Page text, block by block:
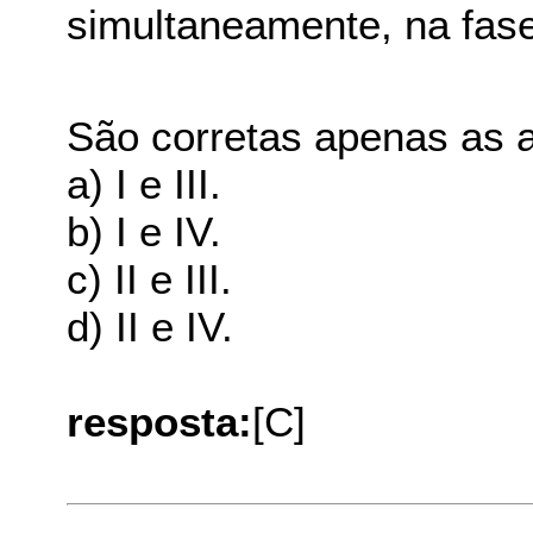
simultaneamente, na
São corretas apenas as
a) I e III.
b) I e IV.
c) II e III.
d) II e IV.
resposta:[C]